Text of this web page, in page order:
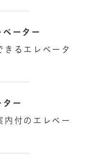
ーター
きるエレベータ
ター
内付のエレベー